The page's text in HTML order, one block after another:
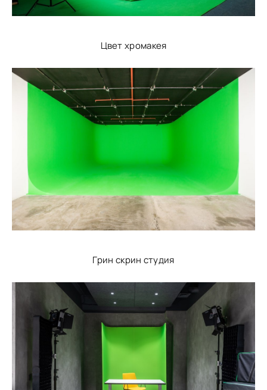
Цвет хромакея
Грин скрин студия